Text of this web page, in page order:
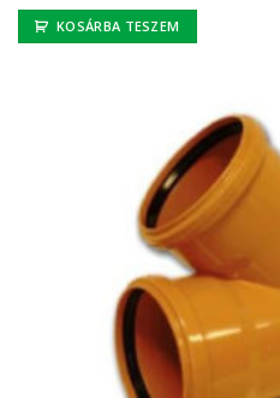
KOSÁRBA TESZEM